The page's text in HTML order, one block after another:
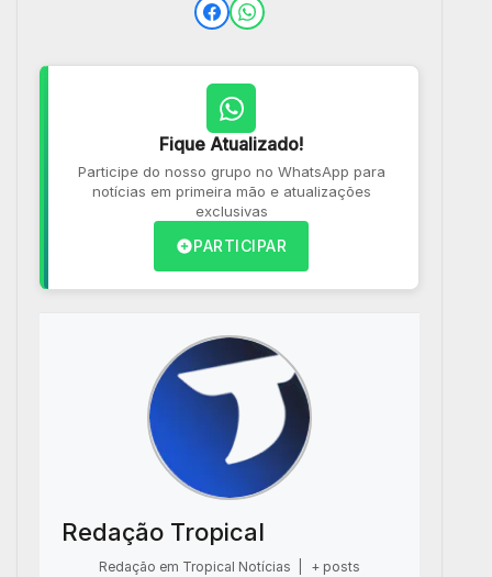
Fique Atualizado!
Participe do nosso grupo no WhatsApp para
notícias em primeira mão e atualizações
exclusivas
PARTICIPAR
Redação Tropical
Redação em Tropical Notícias + posts